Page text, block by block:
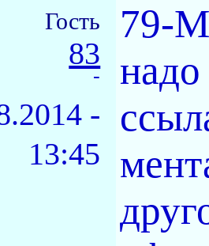
Гость
83
-
-
13:45
79-